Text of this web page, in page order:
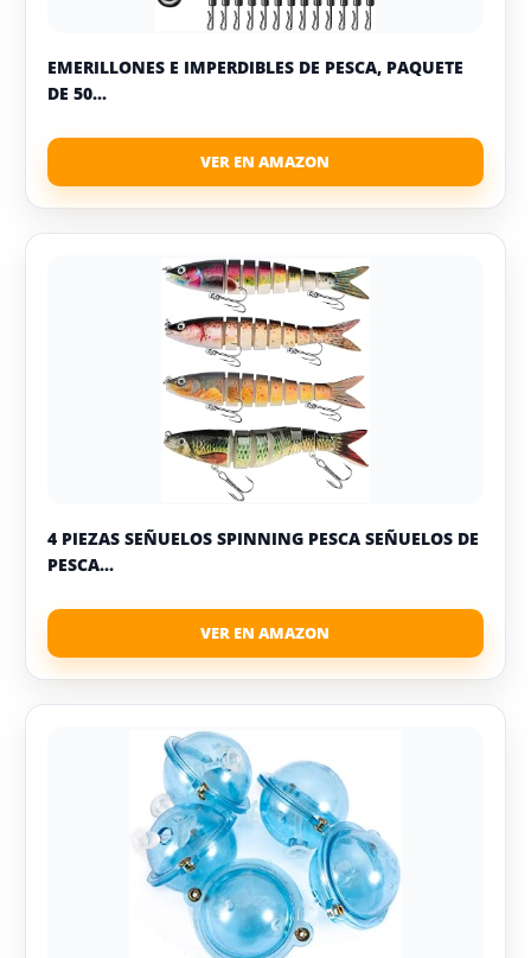
EMERILLONES E IMPERDIBLES DE PESCA, PAQUETE
DE 50...
4 PIEZAS SEÑUELOS SPINNING PESCA SEÑUELOS DE
PESCA...